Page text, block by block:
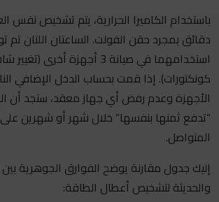
دقائق بمجرد حقن الفولت. الساعتان اللتان تم
استخدامهما في صيانة 3 أجهزة أخرى
كونكتورات). إذا قمت بحساب الدخل الإضافي
الأجهزة وعدم رفض أي جهاز معقد، ستجد أن
“تدفع ثمنها بنفسها” خلال شهر أو شهرين
المتواصل.
إليك جدول مقارنة يوضح الفوارق الجوهرية بين
والحديثة لتشخيص أعطال الطاقة: